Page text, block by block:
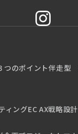
つのポイント伴走型
ィングEC AX戦略設計